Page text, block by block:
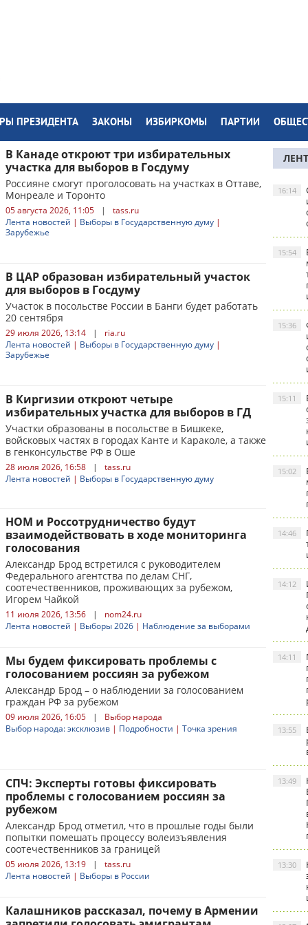
ПРЕЗИДЕНТА ЗАКОНЫ ИЗБИРКОМЫ ПАРТИИ
В Канаде откроют три избирательных
участка для выборов в Госдуму
Россияне смогут проголосовать на участках в Оттаве,
Монреале и Торонто
05 августа 2026, 11:05 |
tass.ru
Лента новостей | Выборы в Государственную думу |
Зарубежье
В ЦАР образован избирательный участок
для выборов в Госдуму
Участок в посольстве России в Банги будет работать
20 сентября
29 июля 2026, 13:14 |
ria.ru
Лента новостей | Выборы в Государственную думу |
Зарубежье
В Киргизии откроют четыре
избирательных участка для выборов в ГД
Участки образованы в посольстве в Бишкеке,
войсковых частях в городах Канте и Караколе, а также
в генконсульстве РФ в Оше
28 июля 2026, 16:58 |
tass.ru
Лента новостей | Выборы в Государственную думу
НОМ и Россотрудничество будут
взаимодействовать в ходе мониторинга
голосования
Александр Брод встретился с руководителем
Федерального агентства по делам СНГ,
соотечественников, проживающих за рубежом,
Игорем Чайкой
11 июля 2026, 13:56 |
nom24.ru
Лента новостей | Выборы 2026 | Наблюдение за выборами
Мы будем фиксировать проблемы с
голосованием россиян за рубежом
Александр Брод – о наблюдении за голосованием
граждан РФ за рубежом
09 июля 2026, 16:05 |
Выбор народа
Выбор народа: эксклюзив | Подробности | Точка зрения
СПЧ: Эксперты готовы фиксировать
проблемы с голосованием россиян за
рубежом
Александр Брод отметил, что в прошлые годы были
попытки помешать процессу волеизъявления
соотечественников за границей
05 июля 2026, 13:19 |
tass.ru
Лента новостей | Выборы в России
Калашников рассказал, почему в Армении
16:14
15:54
15:36
15:11
15:02
14:46
14:12
14:11
13:55
13:49
13:30